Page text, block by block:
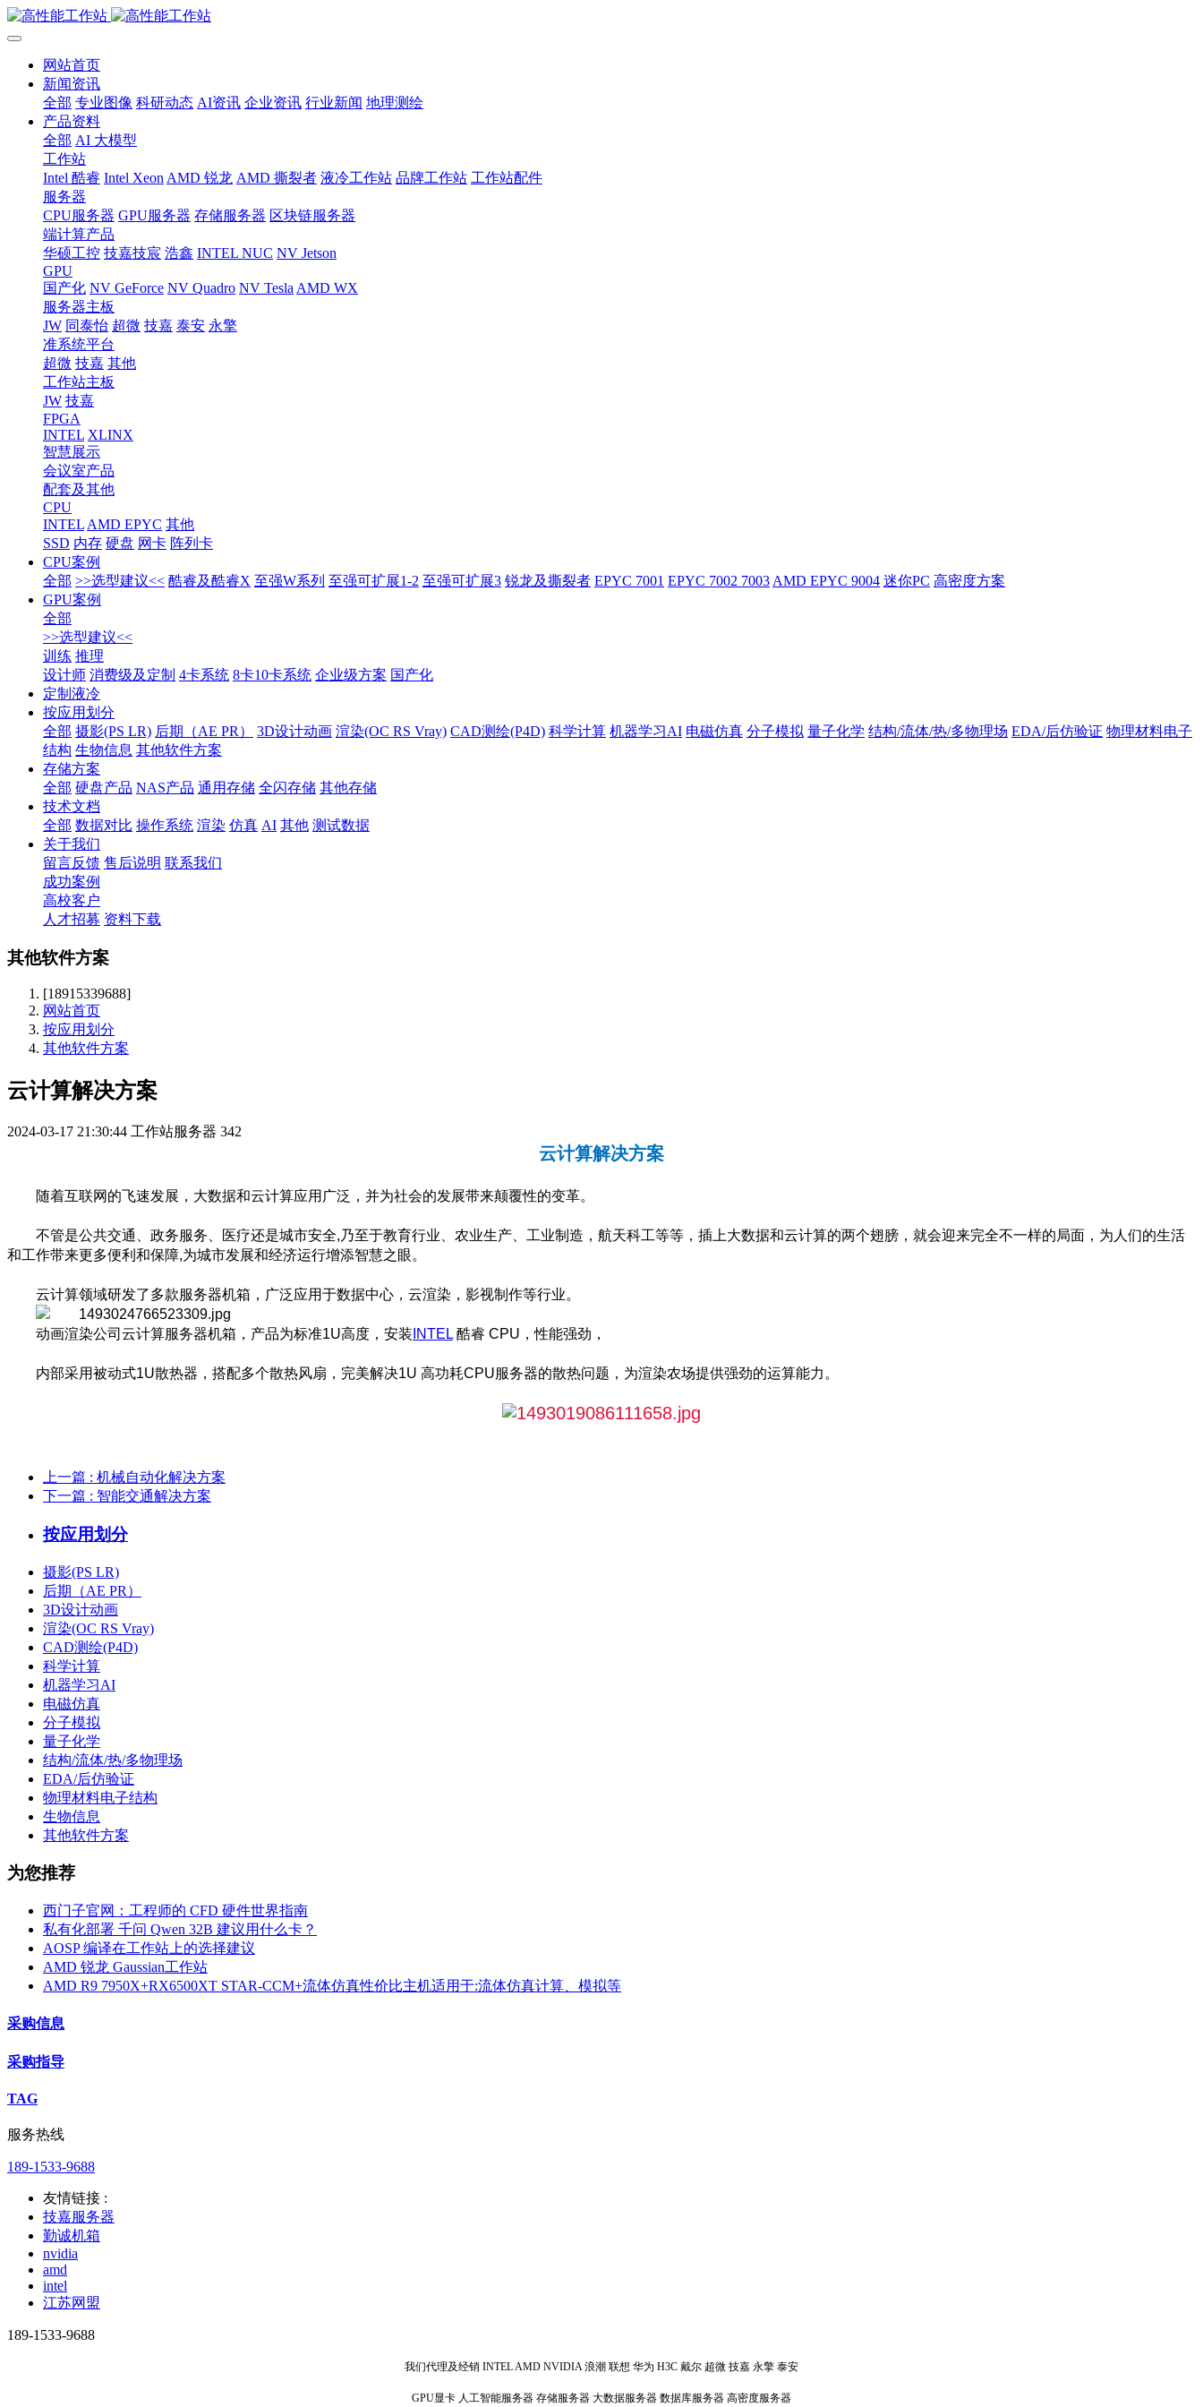
网站首页
新闻资讯
全部 专业图像 科研动态 AI资讯 企业资讯 行业新闻 地理测绘
产品资料
全部 AI 大模型
工作站
Intel 酷睿 Intel Xeon AMD 锐龙 AMD 撕裂者 液冷工作站 品牌工作站 工作站配件
服务器
CPU服务器 GPU服务器 存储服务器 区块链服务器
端计算产品
华硕工控 技嘉技宸 浩鑫 INTEL NUC NV Jetson
GPU
国产化 NV GeForce NV Quadro NV Tesla AMD WX
服务器主板
JW 同泰怡 超微 技嘉 泰安 永擎
准系统平台
超微 技嘉 其他
工作站主板
JW 技嘉
FPGA
INTEL XLINX
智慧展示
会议室产品
配套及其他
CPU
INTEL AMD EPYC 其他
SSD 内存 硬盘 网卡 阵列卡
CPU案例
全部 >>选型建议<< 酷睿及酷睿X 至强W系列 至强可扩展1-2 至强可扩展3 锐龙及撕裂者 EPYC 7001 EPYC 7002 7003 AMD EPYC 9004 迷你PC 高密度方案
GPU案例
全部
>>选型建议<<
训练 推理
设计师 消费级及定制 4卡系统 8卡10卡系统 企业级方案 国产化
定制液冷
按应用划分
全部 摄影(PS LR) 后期（AE PR） 3D设计动画 渲染(OC RS Vray) CAD测绘(P4D) 科学计算 机器学习AI 电磁仿真 分子模拟 量子化学 结构/流体/热/多物理场 EDA/后仿验证 物理材料电子
结构 生物信息 其他软件方案
存储方案
全部 硬盘产品 NAS产品 通用存储 全闪存储 其他存储
技术文档
全部 数据对比 操作系统 渲染 仿真 AI 其他 测试数据
关于我们
留言反馈 售后说明 联系我们
成功案例
高校客户
人才招募 资料下载
其他软件方案
[18915339688]
网站首页
按应用划分
其他软件方案
云计算解决方案
2024-03-17 21:30:44 工作站服务器 342
云计算解决方案
随着互联网的飞速发展，大数据和云计算应用广泛，并为社会的发展带来颠覆性的变革。
不管是公共交通、政务服务、医疗还是城市安全,乃至于教育行业、农业生产、工业制造，航天科工等等，插上大数据和云计算的两个翅膀，就会迎来完全不一样的局面，为人们的生活
和工作带来更多便利和保障,为城市发展和经济运行增添智慧之眼。
云计算领域研发了多款服务器机箱，广泛应用于数据中心，云渲染，影视制作等行业。
动画渲染公司云计算服务器机箱，产品为标准1U高度，安装 INTEL 酷睿 CPU，性能强劲，
内部采用被动式1U散热器，搭配多个散热风扇，完美解决1U 高功耗CPU服务器的散热问题，为渲染农场提供强劲的运算能力。
上一篇 : 机械自动化解决方案
下一篇 : 智能交通解决方案
按应用划分
摄影(PS LR)
后期（AE PR）
3D设计动画
渲染(OC RS Vray)
CAD测绘(P4D)
科学计算
机器学习AI
电磁仿真
分子模拟
量子化学
结构/流体/热/多物理场
EDA/后仿验证
物理材料电子结构
生物信息
其他软件方案
为您推荐
西门子官网：工程师的 CFD 硬件世界指南
私有化部署 千问 Qwen 32B 建议用什么卡？
AOSP 编译在工作站上的选择建议
AMD 锐龙 Gaussian工作站
AMD R9 7950X+RX6500XT STAR-CCM+流体仿真性价比主机适用于:流体仿真计算、模拟等
采购信息
采购指导
TAG
服务热线
189-1533-9688
友情链接 :
技嘉服务器
勤诚机箱
nvidia
amd
intel
江苏网盟
189-1533-9688
我们代理及经销 INTEL AMD NVIDIA 浪潮 联想 华为 H3C 戴尔 超微 技嘉 永擎 泰安
GPU显卡 人工智能服务器 存储服务器 大数据服务器 数据库服务器 高密度服务器